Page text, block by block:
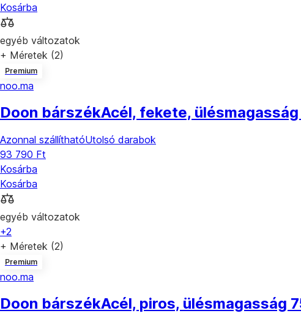
Kosárba
egyéb változatok
+ Méretek (2)
Premium
noo.ma
Doon bárszékAcél, fekete, ülésmagasság
Azonnal szállíthatóUtolsó darabok
93 790 Ft
Kosárba
Kosárba
egyéb változatok
+2
+ Méretek (2)
Premium
noo.ma
Doon bárszékAcél, piros, ülésmagasság